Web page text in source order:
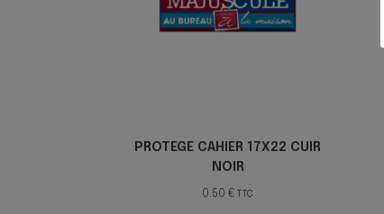
PROTEGE CAHIER 17X22 CUIR
NOIR
0.50€ TTC